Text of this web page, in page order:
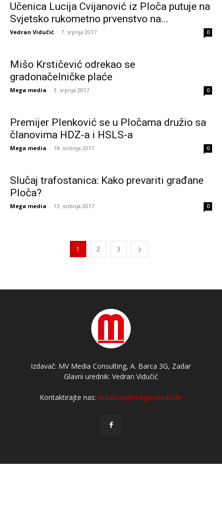
Učenica Lucija Cvijanović iz Ploča putuje na
Svjetsko rukometno prvenstvo na...
Vedran Vidučić - 7. srpnja 2017. 0
Mišo Krstičević odrekao se
gradonačelničke plaće
Mega media - 3. srpnja 2017. 0
Premijer Plenković se u Pločama družio sa
članovima HDZ-a i HSLS-a
Mega media - 14. svibnja 2017. 0
Slučaj trafostanica: Kako prevariti građane
Ploča?
Mega media - 13. svibnja 2017. 0
1 2 3
Izdavač: MV Media Consulting, A. Barca 3G, Zadar
Glavni urednik: Vedran Vidučić
Kontaktirajte nas:redakcija@mega-media.hr